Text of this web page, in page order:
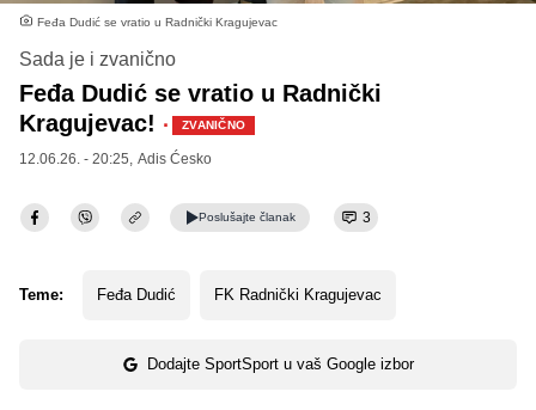
Feđa Dudić se vratio u Radnički Kragujevac
Sada je i zvanično
Feđa Dudić se vratio u Radnički
Kragujevac! · ZVANIČNO
12.06.26. - 20:25, Adis Ćesko
Poslušajte članak 3
Teme: Feđa Dudić FK Radnički Kragujevac
Dodajte SportSport u vaš Google izbor